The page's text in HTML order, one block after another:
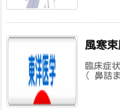
風寒束
臨床症
( 鼻詰